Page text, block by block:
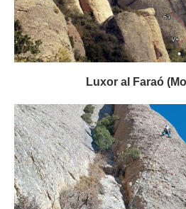
Luxor al Faraó